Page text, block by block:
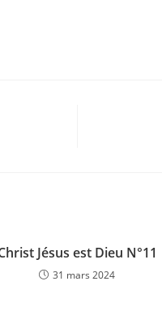
Jésus est Dieu N°11
31 mars 2024